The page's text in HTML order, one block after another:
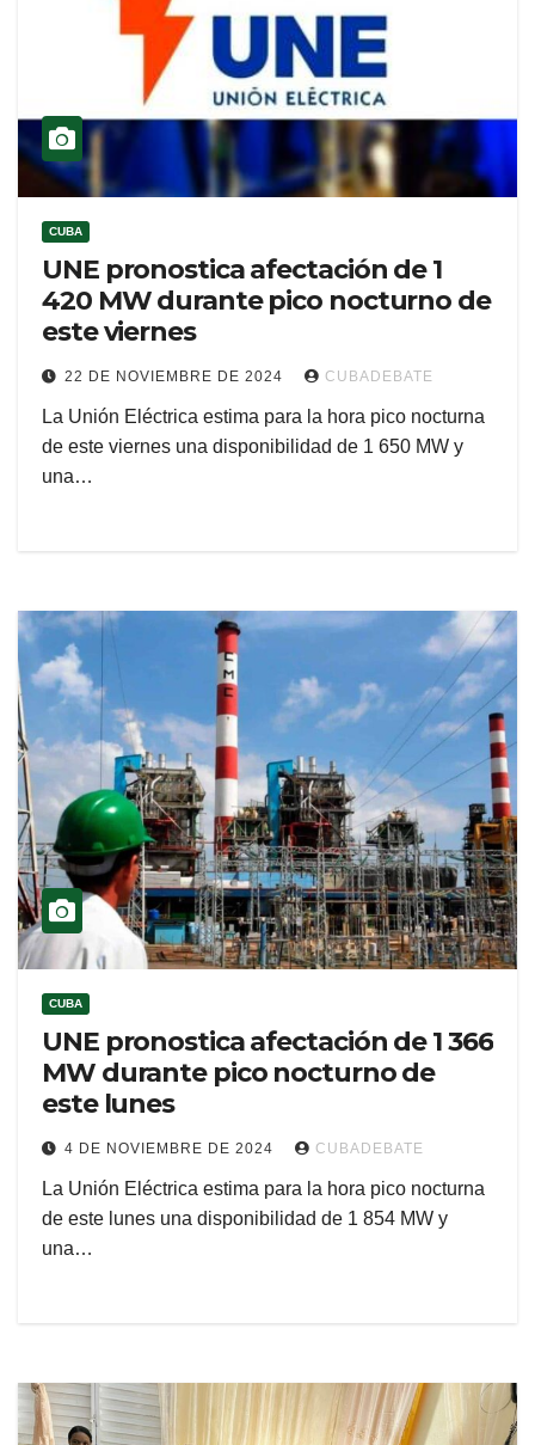
CUBA
UNE pronostica afectación de 1
420 MW durante pico nocturno de
este viernes
22 DE NOVIEMBRE DE 2024 CUBADEBATE
La Unión Eléctrica estima para la hora pico nocturna
de este viernes una disponibilidad de 1 650 MW y
una…
CUBA
UNE pronostica afectación de 1 366
MW durante pico nocturno de
este lunes
4 DE NOVIEMBRE DE 2024 CUBADEBATE
La Unión Eléctrica estima para la hora pico nocturna
de este lunes una disponibilidad de 1 854 MW y
una…